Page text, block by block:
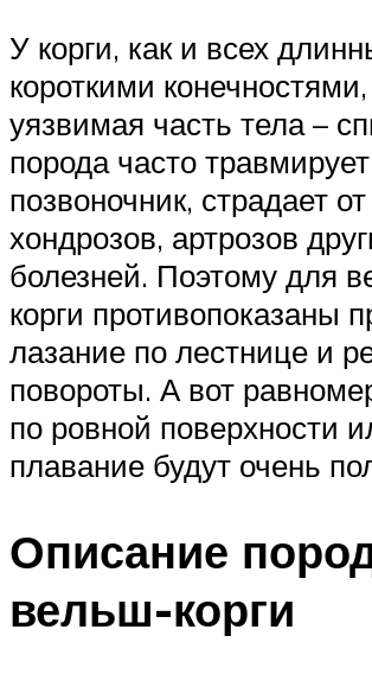
У корги, как и всех
короткими
уязвимая часть тела –
порода часто травмирует
позвоночник, страдает от
хондрозов, артрозов
болезней. Поэтому для
корги противопоказаны
лазание по лестнице и
повороты. А вот
по ровной поверхности
плавание будут очень
Описание
вельш-корги